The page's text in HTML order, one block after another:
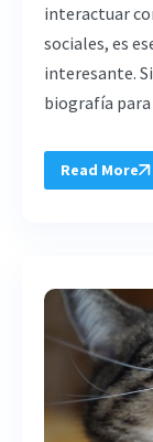
interactuar
sociales, es
interesante.
biografía
Read More